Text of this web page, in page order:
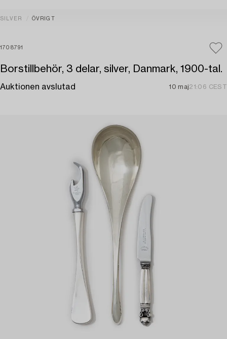
SILVER ÖVRIGT
1708791
Borstillbehör, 3 delar, silver, Danmark, 1900-tal.
Auktionen avslutad 10 maj21:06 CEST